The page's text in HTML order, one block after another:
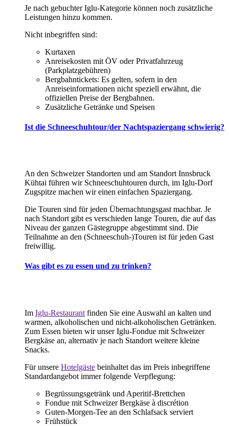
Je nach gebuchter Iglu-Kategorie können noch zusätzliche
Leistungen hinzu kommen.
Nicht inbegriffen sind:
Kurtaxen
Anreisekosten mit ÖV oder Privatfahrzeug
(Parkplatzgebühren)
Bergbahntickets: Es gelten, sofern in den
Anreiseinformationen nicht speziell erwähnt, die
offiziellen Preise der Bergbahnen.
Zusätzliche Getränke und Speisen
Ist die Schneeschuhtour/der Nachtspaziergang schwierig?
An den Schweizer Standorten und am Standort Innsbruck
Kühtai führen wir Schneeschuhtouren durch, im Iglu-Dorf
Zugspitze machen wir einen einfachen Spaziergang.
Die Touren sind für jeden Übernachtungsgast machbar. Je
nach Standort gibt es verschieden lange Touren, die auf das
Niveau der ganzen Gästegruppe abgestimmt sind. Die
Teilnahme an den (Schneeschuh-)Touren ist für jeden Gast
freiwillig.
Was gibt es zu essen und zu trinken?
Im Iglu-Restaurant finden Sie eine Auswahl an kalten und
warmen, alkoholischen und nicht-alkoholischen Getränken.
Zum Essen bieten wir unser Iglu-Fondue mit Schweizer
Bergkäse an, alternativ je nach Standort weitere kleine
Snacks.
Für unsere Hotelgäste beinhaltet das im Preis inbegriffene
Standardangebot immer folgende Verpflegung:
Begrüssungsgetränk und Aperitif-Brettchen
Fondue mit Schweizer Bergkäse à discrétion
Guten-Morgen-Tee an den Schlafsack serviert
Frühstück